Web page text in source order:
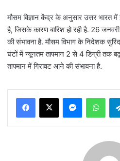
मौसम विज्ञान केंद्र के अनुसार उत्तर भारत
है, जिसके कारण बारिश हो रही है. 26
की संभावना है. मौसम विभाग के निदेशक
घंटों में न्यूनतम तापमान 2 से 4 डिग्री तक
तापमान में गिरावट आने की संभावना है.
Messenger